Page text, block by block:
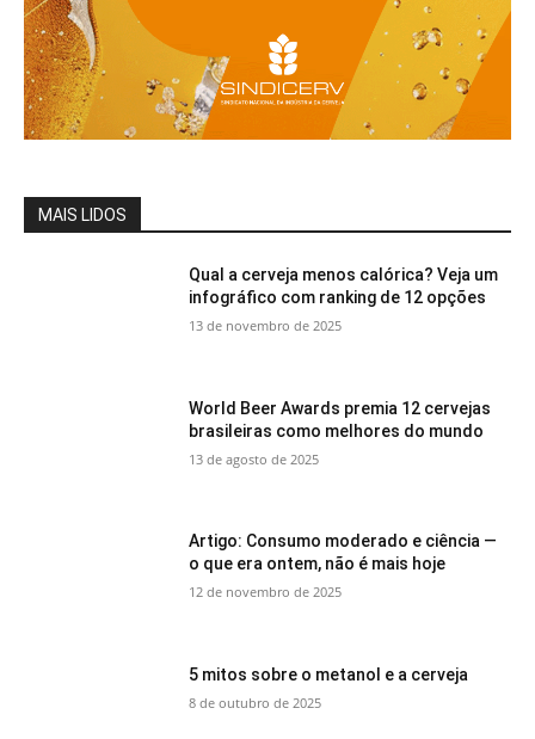
MAIS LIDOS
Qual a cerveja menos calórica? Veja um
infográfico com ranking de 12 opções
13 de novembro de 2025
World Beer Awards premia 12 cervejas
brasileiras como melhores do mundo
13 de agosto de 2025
Artigo: Consumo moderado e ciência —
o que era ontem, não é mais hoje
12 de novembro de 2025
5 mitos sobre o metanol e a cerveja
8 de outubro de 2025